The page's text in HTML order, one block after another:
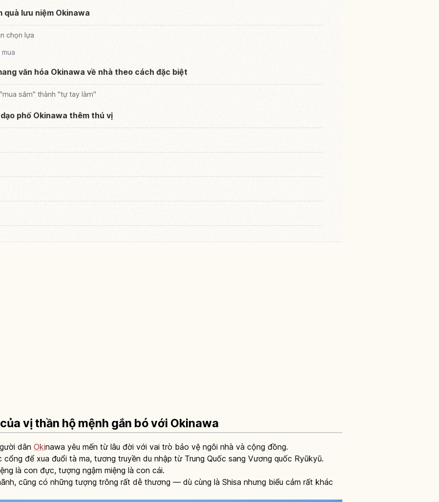
quà lưu niệm Okinawa
chọn lựa
văn hóa Okinawa về nhà theo cách đặc biệt
sắm" thành "tự tay làm"
phố Okinawa thêm thú vị
vị thần hộ mệnh gắn bó với Okinawa
dân Okinawa yêu mến từ lâu đời với vai trò bảo vệ ngôi nhà và cộng đồng.
để xua đuổi tà ma, tương truyền du nhập từ Trung Quốc sang Vương quốc Ryūkyū.
là con đực, tượng ngậm miệng là con cái.
cũng có những tượng trông rất dễ thương — dù cùng là Shisa nhưng biểu cảm rất khác